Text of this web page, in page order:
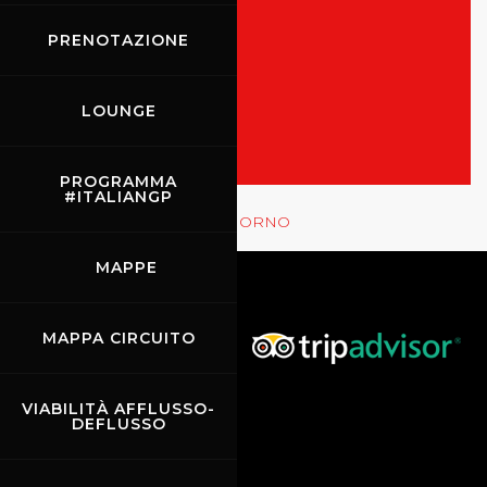
PRENOTAZIONE
LOUNGE
PROGRAMMA
#ITALIANGP
MAPPE
MAPPA CIRCUITO
VIABILITÀ AFFLUSSO-
DEFLUSSO
Rossocorsa
MOSTRA GLI EVENTI DEL GIORNO